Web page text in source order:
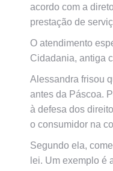
acordo com a
prestação de
O atendimento
Cidadania, antiga
Alessandra frisou
antes da Páscoa.
à defesa dos
o consumidor na
Segundo ela,
lei. Um exemplo é